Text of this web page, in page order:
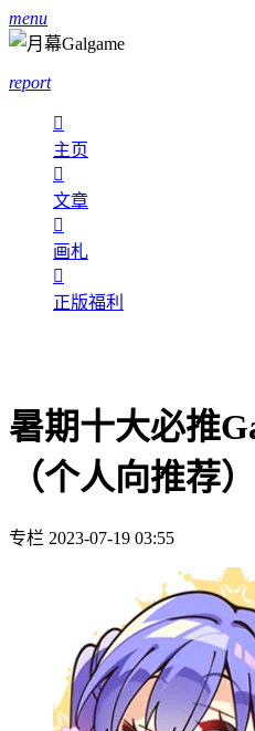
menu
report

主页

文章

画札

正版福利
暑期十大必推
（个人向推荐）
专栏 2023-07-19 03:55